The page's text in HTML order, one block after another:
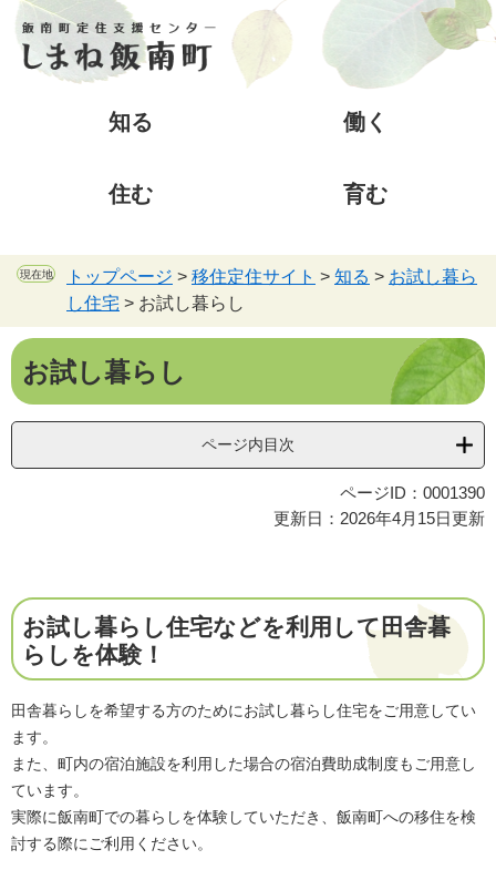
知る 働く
住む 育む
現在地 トップページ > 移住定住サイト > 知る > お試し暮ら
し住宅 > お試し暮らし
本
文お試し暮らし
ページ内目次
ページID：0001390
更新日：2026年4月15日更新
お試し暮らし住宅などを利用して田舎暮
らしを体験！
田舎暮らしを希望する方のためにお試し暮らし住宅をご用意してい
ます。
また、町内の宿泊施設を利用した場合の宿泊費助成制度もご用意し
ています。
実際に飯南町での暮らしを体験していただき、飯南町への移住を検
討する際にご利用ください。